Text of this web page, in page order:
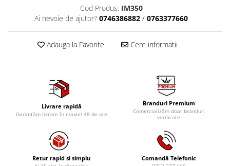
Redresoare,Roboti Pornire,Cabluri
Chei filtru ulei
Recuperatoare de ulei
Scule Ajutatoare
Aparate de nituit si capsat
Cod Produs: IM350
Ai nevoie de ajutor? 0746386882 / 0763377660
Adauga la Favorite Cere informatii
Livrare rapidă
Garantăm livrare în maxim 48 de ore
Branduri Premium
Comercializăm doar branduri
verificate
Retur rapid si simplu Comandă Telefonic